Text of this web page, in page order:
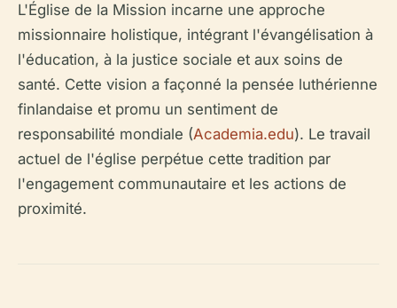
L'Église de la Mission incarne une approche
missionnaire holistique, intégrant l'évangélisation à
l'éducation, à la justice sociale et aux soins de
santé. Cette vision a façonné la pensée luthérienne
finlandaise et promu un sentiment de
responsabilité mondiale (Academia.edu). Le travail
actuel de l'église perpétue cette tradition par
l'engagement communautaire et les actions de
proximité.